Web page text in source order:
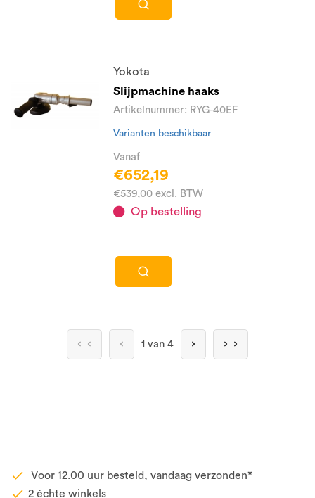
Yokota
Slijpmachine haaks
Artikelnummer: RYG-40EF
Varianten beschikbaar
Vanaf
€652,19
€539,00 excl. BTW
Op bestelling
1 van 4
Voor 12.00 uur besteld, vandaag verzonden*
2 échte winkels